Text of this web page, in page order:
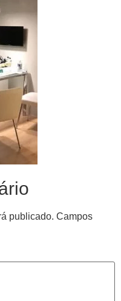
publicado. Campos